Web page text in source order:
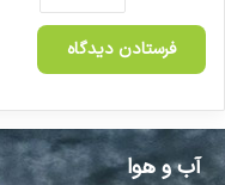
آب و هوا